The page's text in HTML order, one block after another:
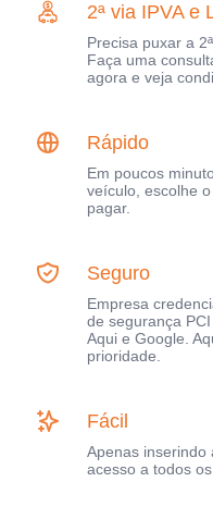
2ª via IPVA e
Precisa puxar a
Faça uma
agora e veja
Rápido
Em poucos
veículo, escolhe
pagar.
Seguro
Empresa
de segurança
Aqui e Google.
prioridade.
Fácil
Apenas inserindo
acesso a todos